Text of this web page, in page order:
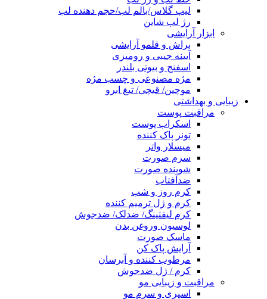
لیپ گلاس/بالم لب/حجم دهنده لب
رژ لب شاین
ابزار آرایشی
براش و قلمو آرایشی
آیینه جیبی و رومیزی
اسفنج و بیوتی بلندر
مژه مصنوعی و چسب مژه
موچین/ قیچی/ تیغ ابرو
زیبایی و بهداشتی
مراقبت پوست
اسکراب پوست
تونر پاک کننده
میسلار واتر
سرم صورت
شوینده صورت
ضدآفتاب
کرم روز و شب
کرم و ژل ترمیم کننده
کرم لیفتینگ/ ضدلک/ ضدجوش
لوسیون وروغن بدن
ماسک صورت
آرایش پاک کن
مرطوب کننده و آبرسان
کرم / ژل ضدجوش
مراقبت و زیبایی مو
اسپری و سرم مو